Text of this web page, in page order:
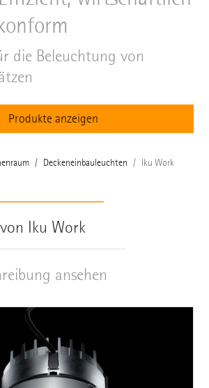
die Beleuchtung von
Produkte anzeigen
Deckeneinbauleuchten Iku Work
Iku Work
ansehen